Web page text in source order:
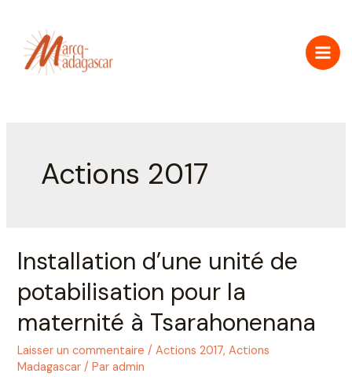
Actions 2017
Installation d’une unité de
potabilisation pour la
maternité à Tsarahonenana
Laisser un commentaire /Actions 2017,Actions
Madagascar / Paradmin